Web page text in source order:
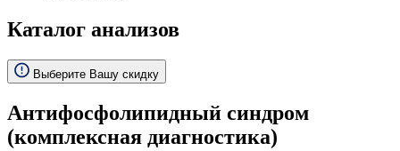
Каталог анализов
Выберите Вашу скидку
Антифосфолипидный синдром
(комплексная диагностика)